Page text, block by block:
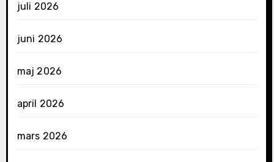
juli 2026
juni 2026
maj 2026
april 2026
mars 2026